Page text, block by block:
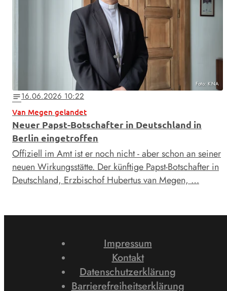
Foto: KNA
notes16.06.2026 10:22
Van Megen gelandet
Neuer Papst-Botschafter in Deutschland in
Berlin eingetroffen
Offiziell im Amt ist er noch nicht - aber schon an seiner
neuen Wirkungsstätte. Der künftige Papst-Botschafter in
Deutschland, Erzbischof Hubertus van Megen, …
Impressum
Kontakt
Datenschutzerklärung
Barrierefreiheitserklärung